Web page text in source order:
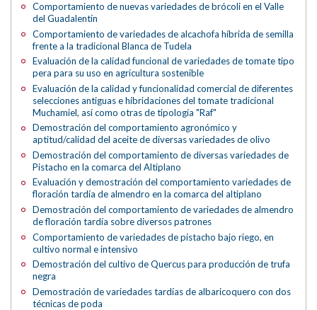
Comportamiento de nuevas variedades de brócoli en el Valle
del Guadalentín
Comportamiento de variedades de alcachofa híbrida de semilla
frente a la tradicional Blanca de Tudela
Evaluación de la calidad funcional de variedades de tomate tipo
pera para su uso en agricultura sostenible
Evaluación de la calidad y funcionalidad comercial de diferentes
selecciones antiguas e hibridaciones del tomate tradicional
Muchamiel, así como otras de tipología "Raf"
Demostración del comportamiento agronómico y
aptitud/calidad del aceite de diversas variedades de olivo
Demostración del comportamiento de diversas variedades de
Pistacho en la comarca del Altiplano
Evaluación y demostración del comportamiento variedades de
floración tardía de almendro en la comarca del altiplano
Demostración del comportamiento de variedades de almendro
de floración tardía sobre diversos patrones
Comportamiento de variedades de pistacho bajo riego, en
cultivo normal e intensivo
Demostración del cultivo de Quercus para producción de trufa
negra
Demostración de variedades tardías de albaricoquero con dos
técnicas de poda